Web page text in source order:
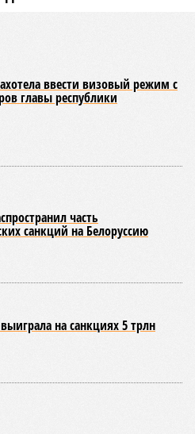
ввести визовый режим с
главы республики
часть
санкций на Белоруссию
на санкциях 5 трлн